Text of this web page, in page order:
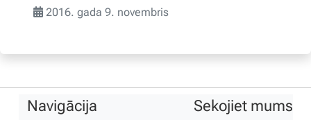
2016. gada 9. novembris
Navigācija Sekojiet mums